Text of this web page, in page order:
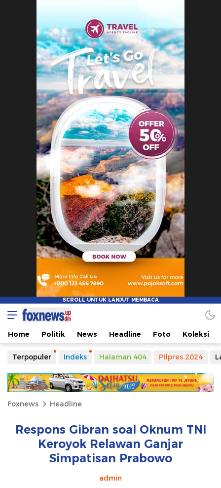
Home Politik News Headline Foto Koleksi
Terpopuler Indeks Halaman 404 Pilpres 2024
Foxnews Headline
Respons Gibran soal Oknum TNI
Keroyok Relawan Ganjar
Simpatisan Prabowo
admin